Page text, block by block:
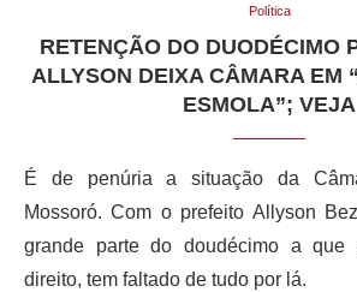
Política
RETENÇÃO DO DUODÉCIMO
ALLYSON DEIXA CÂMARA EM
ESMOLA”; VEJA
É de penúria a situação da
Mossoró. Com o prefeito Allyson
grande parte do doudécimo a que
direito, tem faltado de tudo por lá.